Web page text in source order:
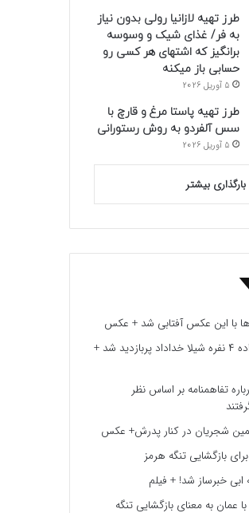
طرز تهیه لازانیا رولی بدون نیاز
به فر/ غذای شیک و وسوسه
برانگیز که اشتهای هر کسی رو
حسابی باز میکنه
5 آوریل 2026
طرز تهیه پاستا مرغ و قارچ با
سس آلفردو به روش رستورانی
5 آوریل 2026
بارگذاری بیشتر
با این عکس آفتابی شد + عکس
ژست صمیمی خانواده ۴ نفره شیلا خداداد پربازدید شد +
تفاهمنامه بر اساس نظر
شجریان در کنار پدرش+ عکس
بازگشایی تنگه هرمز
خبرساز شد! + فیلم
عمان به معنای بازگشایی تنگه